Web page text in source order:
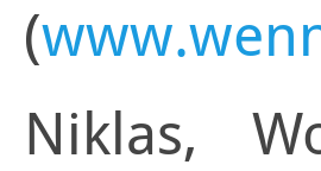
(
Niklas,